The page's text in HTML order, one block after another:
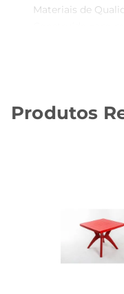
Materiais de
ao longo do
mesa uma opção
A Mesa
espaço acolhedor
Produtos